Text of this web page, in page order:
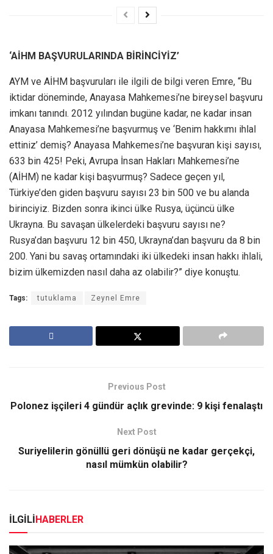
‘AİHM BAŞVURULARINDA BİRİNCİYİZ’
AYM ve AİHM başvuruları ile ilgili de bilgi veren Emre, “Bu
iktidar döneminde, Anayasa Mahkemesi’ne bireysel başvuru
imkanı tanındı. 2012 yılından bugüne kadar, ne kadar insan
Anayasa Mahkemesi’ne başvurmuş ve ‘Benim hakkımı ihlal
ettiniz’ demiş? Anayasa Mahkemesi’ne başvuran kişi sayısı,
633 bin 425! Peki, Avrupa İnsan Hakları Mahkemesi’ne
(AİHM) ne kadar kişi başvurmuş? Sadece geçen yıl,
Türkiye’den giden başvuru sayısı 23 bin 500 ve bu alanda
birinciyiz. Bizden sonra ikinci ülke Rusya, üçüncü ülke
Ukrayna. Bu savaşan ülkelerdeki başvuru sayısı ne?
Rusya’dan başvuru 12 bin 450, Ukrayna’dan başvuru da 8 bin
200. Yani bu savaş ortamındaki iki ülkedeki insan hakkı ihlali,
bizim ülkemizden nasıl daha az olabilir?” diye konuştu.
Tags: tutuklama Zeynel Emre
Previous Post
Polonez işçileri 4 gündür açlık grevinde: 9 kişi fenalaştı
Next Post
Suriyelilerin gönüllü geri dönüşü ne kadar gerçekçi,
nasıl mümkün olabilir?
İLGİLİHABERLER